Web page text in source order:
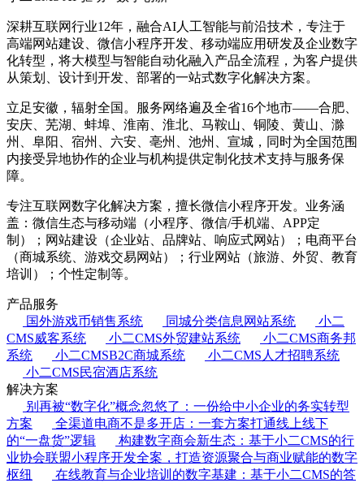
深耕互联网行业12年，融合AI人工智能与前沿技术，专注于
高端网站建设、微信小程序开发、移动端应用研发及企业数字
化转型，将大模型与智能自动化融入产品全流程，为客户提供
从策划、设计到开发、部署的一站式数字化解决方案。
立足安徽，辐射全国。服务网络遍及全省16个地市——合肥、
安庆、芜湖、蚌埠、淮南、淮北、马鞍山、铜陵、黄山、滁
州、阜阳、宿州、六安、亳州、池州、宣城，同时为全国范围
内接受异地协作的企业与机构提供定制化技术支持与服务保
障。
专注互联网数字化解决方案，擅长微信小程序开发。业务涵
盖：微信生态与移动端（小程序、微信/手机端、APP定
制）；网站建设（企业站、品牌站、响应式网站）；电商平台
（商城系统、游戏交易网站）；行业网站（旅游、外贸、教育
培训）；个性定制等。
产品服务
国外游戏币销售系统
同城分类信息网站系统
小二
CMS威客系统
小二CMS外贸建站系统
小二CMS商务邦
系统
小二CMSB2C商城系统
小二CMS人才招聘系统
小二CMS民宿酒店系统
解决方案
别再被“数字化”概念忽悠了：一份给中小企业的务实转型
方案
全渠道电商不是多开店：一套方案打通线上线下
的“一盘货”逻辑
构建数字商会新生态：基于小二CMS的行
业协会联盟小程序开发全案，打造资源聚合与商业赋能的数字
枢纽
在线教育与企业培训的数字基建：基于小二CMS的答